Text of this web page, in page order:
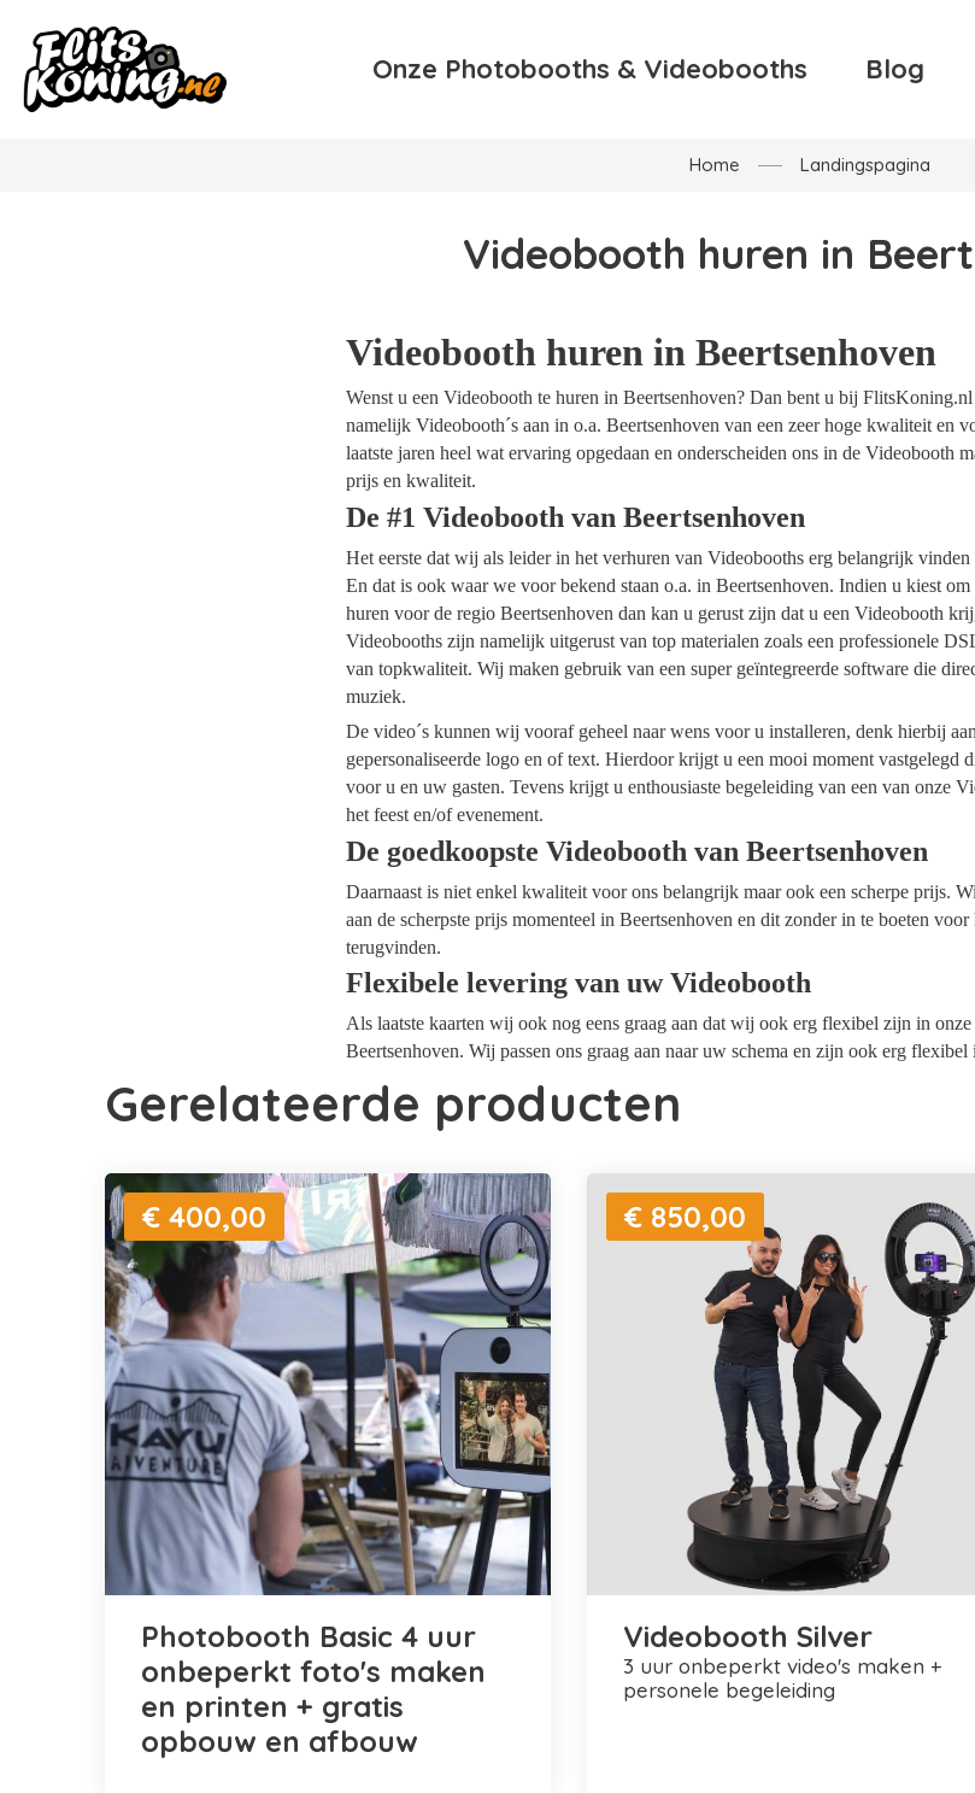
Onze Photobooths & Videobooths Blog
Home Landingspagina
Videobooth huren in
Videobooth huren in Beertsenhoven
Wenst u een Videobooth te huren in Beertsenhoven? Dan bent u bij
namelijk Videobooth´s aan in o.a. Beertsenhoven van een zeer hoge kwaliteit en
laatste jaren heel wat ervaring opgedaan en onderscheiden ons in de Videobooth
prijs en kwaliteit.
De #1 Videobooth van Beertsenhoven
Het eerste dat wij als leider in het verhuren van Videobooths erg belangrijk
En dat is ook waar we voor bekend staan o.a. in Beertsenhoven. Indien u kiest
huren voor de regio Beertsenhoven dan kan u gerust zijn dat u een Videobooth
Videobooths zijn namelijk uitgerust van top materialen zoals een professionele
van topkwaliteit. Wij maken gebruik van een super geïntegreerde software die
muziek.
De video´s kunnen wij vooraf geheel naar wens voor u installeren, denk hierbij
gepersonaliseerde logo en of text. Hierdoor krijgt u een mooi moment vastgelegd
voor u en uw gasten. Tevens krijgt u enthousiaste begeleiding van een van onze
het feest en/of evenement.
De goedkoopste Videobooth van Beertsenhoven
Daarnaast is niet enkel kwaliteit voor ons belangrijk maar ook een scherpe prijs.
aan de scherpste prijs momenteel in Beertsenhoven en dit zonder in te boeten
terugvinden.
Flexibele levering van uw Videobooth
Als laatste kaarten wij ook nog eens graag aan dat wij ook erg flexibel zijn in
Beertsenhoven. Wij passen ons graag aan naar uw schema en zijn ook erg
Gerelateerde producten
€ 400,00
Photobooth Basic 4 uur
onbeperkt foto's maken
en printen + gratis
opbouw en afbouw
€ 850,00
Videobooth Silver
3 uur onbeperkt video's maken +
personele begeleiding